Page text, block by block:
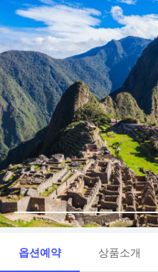
옵션예약 상품소개